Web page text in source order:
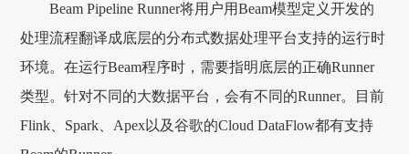
Beam Pipeline Runner将用户用Beam模型定义开发的
处理流程翻译成底层的分布式数据处理平台支持的运行时
环境。在运行Beam程序时，需要指明底层的正确Runner
类型。针对不同的大数据平台，会有不同的Runner。目前
Flink、Spark、Apex以及谷歌的Cloud DataFlow都有支持